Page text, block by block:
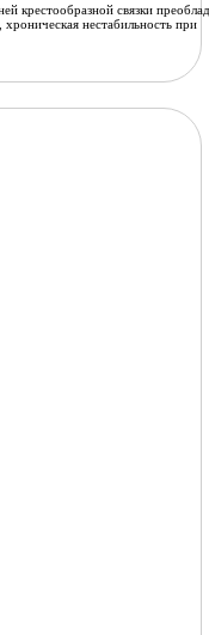
крестообразной связки
хроническая нестабильность при